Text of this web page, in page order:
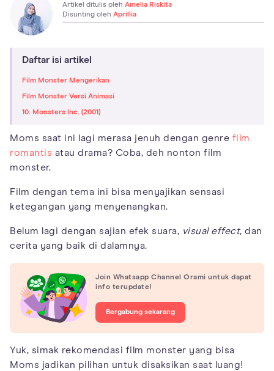
Artikel ditulis oleh Amelia Riskita
Disunting oleh Aprillia
Daftar isi artikel
Film Monster Mengerikan
Film Monster Versi Animasi
10. Monsters Inc. (2001)
Moms saat ini lagi merasa jenuh dengan genre film
romantis atau drama? Coba, deh nonton film
monster.
Film dengan tema ini bisa menyajikan sensasi
ketegangan yang menyenangkan.
Belum lagi dengan sajian efek suara, visual effect, dan
cerita yang baik di dalamnya.
Join Whatsapp Channel Orami untuk dapat
info terupdate!
Bergabung sekarang
Yuk, simak rekomendasi film monster yang bisa
Moms jadikan pilihan untuk disaksikan saat luang!